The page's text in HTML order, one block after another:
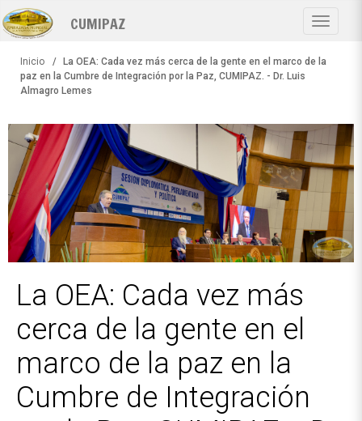
Pasar
al
contenido
Toggle
CUMIPAZ
Inicio
La OEA: Cada vez más cerca de la gente en el marco de la
paz en la Cumbre de Integración por la Paz, CUMIPAZ. - Dr. Luis
Almagro Lemes
La OEA: Cada vez más
cerca de la gente en el
marco de la paz en la
Cumbre de Integración